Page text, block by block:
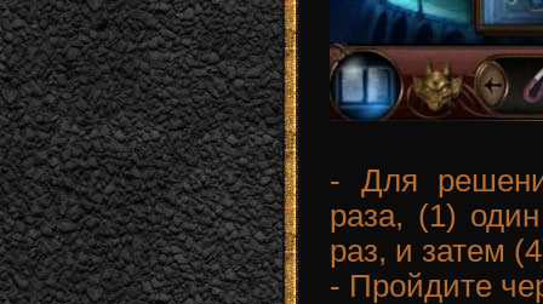
- Для
раза, (1)
раз, и затем
- Пройдите